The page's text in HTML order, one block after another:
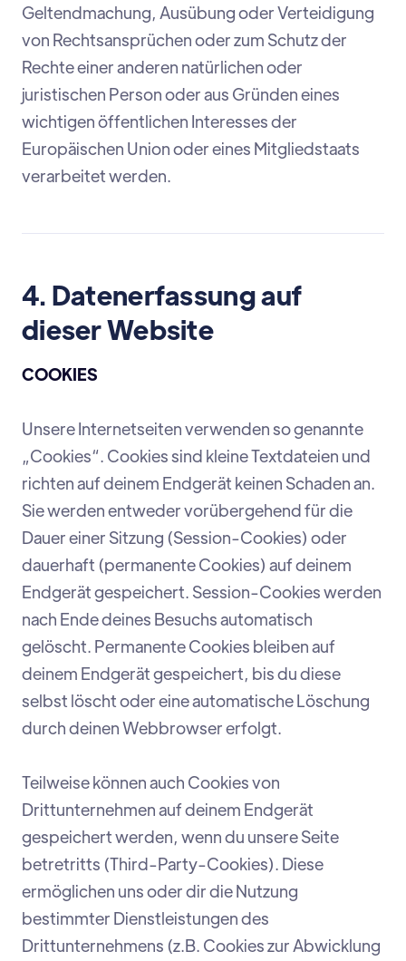
Geltendmachung, Ausübung oder Verteidigung
von Rechtsansprüchen oder zum Schutz der
Rechte einer anderen natürlichen oder
juristischen Person oder aus Gründen eines
wichtigen öffentlichen Interesses der
Europäischen Union oder eines Mitgliedstaats
verarbeitet werden.
4. Datenerfassung auf
dieser Website
COOKIES
Unsere Internetseiten verwenden so genannte
„Cookies“. Cookies sind kleine Textdateien und
richten auf deinem Endgerät keinen Schaden an.
Sie werden entweder vorübergehend für die
Dauer einer Sitzung (Session-Cookies) oder
dauerhaft (permanente Cookies) auf deinem
Endgerät gespeichert. Session-Cookies werden
nach Ende deines Besuchs automatisch
gelöscht. Permanente Cookies bleiben auf
deinem Endgerät gespeichert, bis du diese
selbst löscht oder eine automatische Löschung
durch deinen Webbrowser erfolgt.
Teilweise können auch Cookies von
Drittunternehmen auf deinem Endgerät
gespeichert werden, wenn du unsere Seite
betretritts (Third-Party-Cookies). Diese
ermöglichen uns oder dir die Nutzung
bestimmter Dienstleistungen des
Drittunternehmens (z.B. Cookies zur Abwicklung